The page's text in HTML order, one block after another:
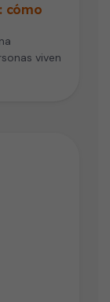
cómo
viven